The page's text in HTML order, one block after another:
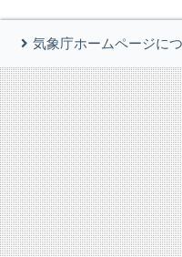
気象庁ホームページに